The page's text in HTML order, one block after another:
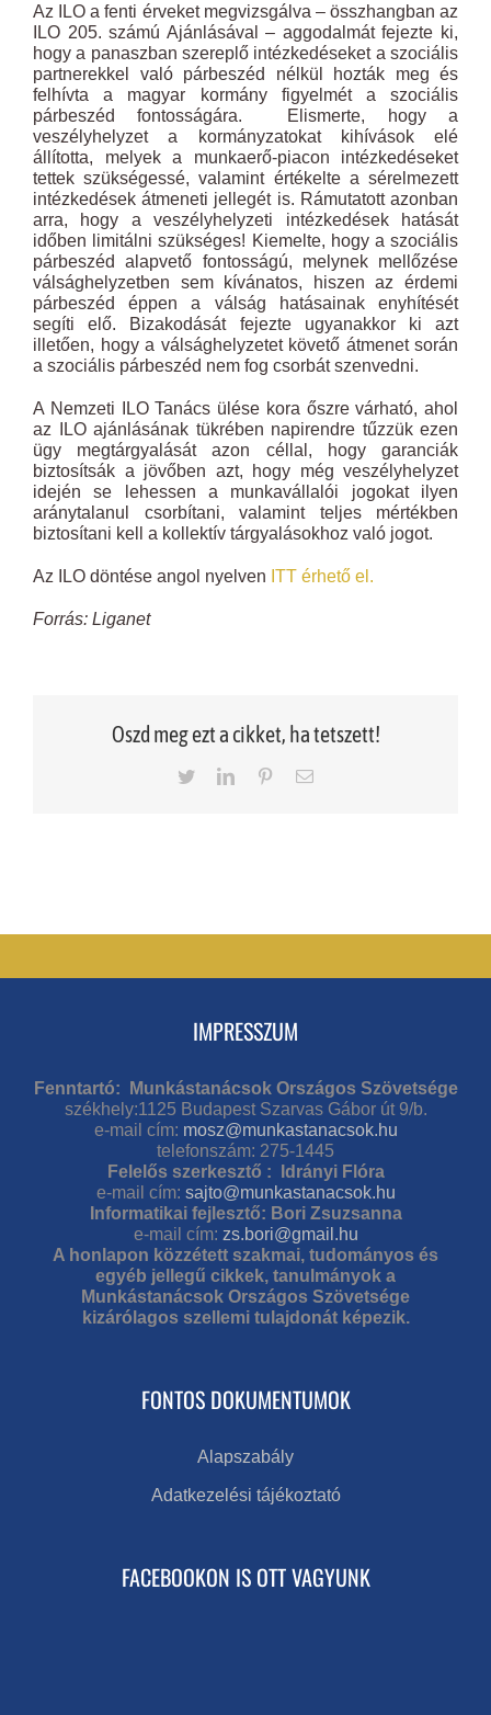
Az ILO a fenti érveket megvizsgálva – összhangban az
ILO 205. számú Ajánlásával – aggodalmát fejezte ki,
hogy a panaszban szereplő intézkedéseket a szociális
partnerekkel való párbeszéd nélkül hozták meg és
felhívta a magyar kormány figyelmét a szociális
párbeszéd fontosságára. Elismerte, hogy a
veszélyhelyzet a kormányzatokat kihívások elé
állította, melyek a munkaerő-piacon intézkedéseket
tettek szükségessé, valamint értékelte a sérelmezett
intézkedések átmeneti jellegét is. Rámutatott azonban
arra, hogy a veszélyhelyzeti intézkedések hatását
időben limitálni szükséges! Kiemelte, hogy a szociális
párbeszéd alapvető fontosságú, melynek mellőzése
válsághelyzetben sem kívánatos, hiszen az érdemi
párbeszéd éppen a válság hatásainak enyhítését
segíti elő. Bizakodását fejezte ugyanakkor ki azt
illetően, hogy a válsághelyzetet követő átmenet során
a szociális párbeszéd nem fog csorbát szenvedni.
A Nemzeti ILO Tanács ülése kora őszre várható, ahol
az ILO ajánlásának tükrében napirendre tűzzük ezen
ügy megtárgyalását azon céllal, hogy garanciák
biztosítsák a jövőben azt, hogy még veszélyhelyzet
idején se lehessen a munkavállalói jogokat ilyen
aránytalanul csorbítani, valamint teljes mértékben
biztosítani kell a kollektív tárgyalásokhoz való jogot.
Az ILO döntése angol nyelven ITT érhető el.
Forrás: Liganet
Oszd meg ezt a cikket, ha tetszett!
TwitterLinkedInPinterestEmail
IMPRESSZUM
Fenntartó: Munkástanácsok Országos Szövetsége
székhely:1125 Budapest Szarvas Gábor út 9/b.
e-mail cím: mosz@munkastanacsok.hu
telefonszám: 275-1445
Felelős szerkesztő : Idrányi Flóra
e-mail cím: sajto@munkastanacsok.hu
Informatikai fejlesztő: Bori Zsuzsanna
e-mail cím: zs.bori@gmail.hu
A honlapon közzétett szakmai, tudományos és
egyéb jellegű cikkek, tanulmányok a
Munkástanácsok Országos Szövetsége
kizárólagos szellemi tulajdonát képezik.
FONTOS DOKUMENTUMOK
Alapszabály
Adatkezelési tájékoztató
FACEBOOKON IS OTT VAGYUNK